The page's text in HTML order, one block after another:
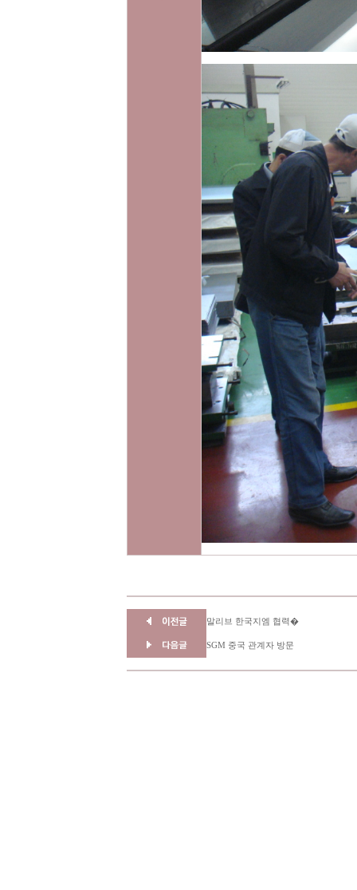
말리브 한국지엠 협력�
SGM 중국 관계자 방문